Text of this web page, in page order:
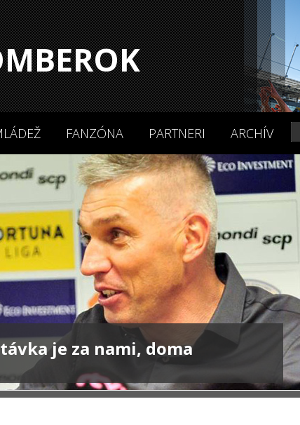
FANZÓNA PARTNERI ARCHÍV
je za nami, doma